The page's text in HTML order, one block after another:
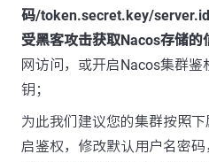
码/token.secret.key/
受黑客攻击获取Nacos存储的
网访问，或开启Nacos集群鉴
钥；
为此我们建议您的集群按照
启鉴权，修改默认用户名密